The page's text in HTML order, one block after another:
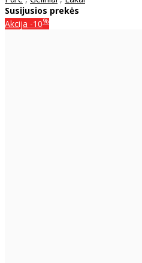
Susijusios prekės
Akcija -10%